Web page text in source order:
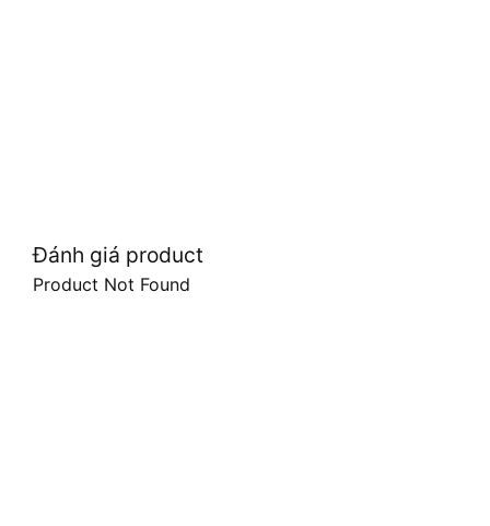
Đánh giá product
Product Not Found